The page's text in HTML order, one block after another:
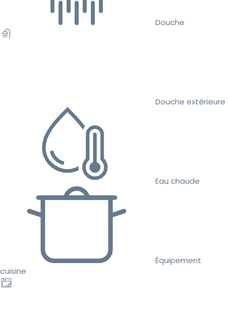
Douche
Douche extérieure
Eau chaude
Équipement
cuisine